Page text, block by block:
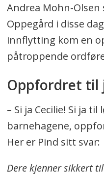
Andrea Mohn-
Oppegård i disse
innflytting kom en
påtroppende
Oppfordret til
– Si ja Cecilie! Si ja
barnehagene,
Her er Pind sitt svar:
Dere kjenner sikkert